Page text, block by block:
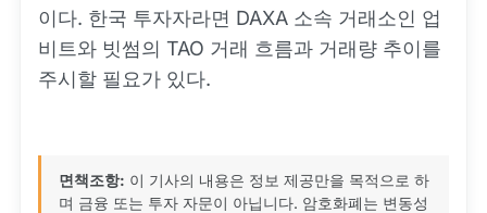
이다. 한국 투자자라면 DAXA 소속 거래소인 업
비트와 빗썸의 TAO 거래 흐름과 거래량 추이를
주시할 필요가 있다.
면책조항: 이 기사의 내용은 정보 제공만을 목적으로 하
며 금융 또는 투자 자문이 아닙니다. 암호화폐는 변동성